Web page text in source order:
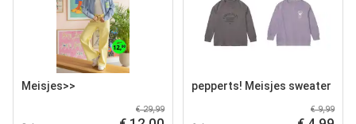
Meisjes>>
€ 29,99
pepperts! Meisjes sweater
€ 9,99